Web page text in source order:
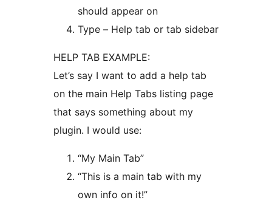
should appear on
Type – Help tab or tab sidebar
HELP TAB EXAMPLE:
Let’s say I want to add a help tab
on the main Help Tabs listing page
that says something about my
plugin. I would use:
“My Main Tab”
“This is a main tab with my
own info on it!”